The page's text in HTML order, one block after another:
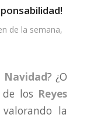
de la semana,
Navidad? ¿O
los Reyes
la